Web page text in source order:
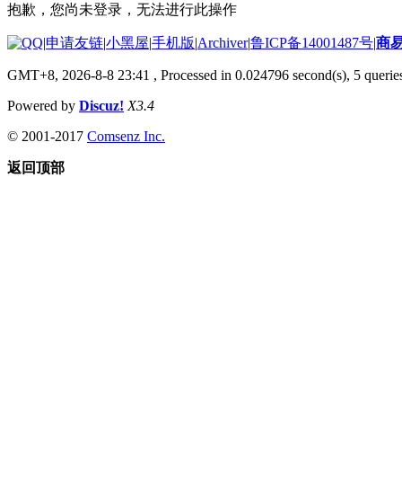
抱歉，您尚未登录，无法进行此操作
|申请友链|小黑屋|手机版|Archiver|鲁ICP备14001487号|商
GMT+8, 2026-8-8 23:41 , Processed in 0.024796 second(s), 5
Powered by Discuz! X3.4
© 2001-2017 Comsenz Inc.
返回顶部